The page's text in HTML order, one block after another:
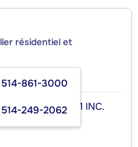
résidentiel et
514-861-3000
514-249-2062CLODEM INC.